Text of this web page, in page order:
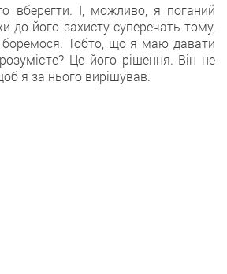
вберегти. І, можливо, я поганий
до його захисту суперечать тому,
Тобто, що я маю давати
Це його рішення. Він не
я за нього вирішував.